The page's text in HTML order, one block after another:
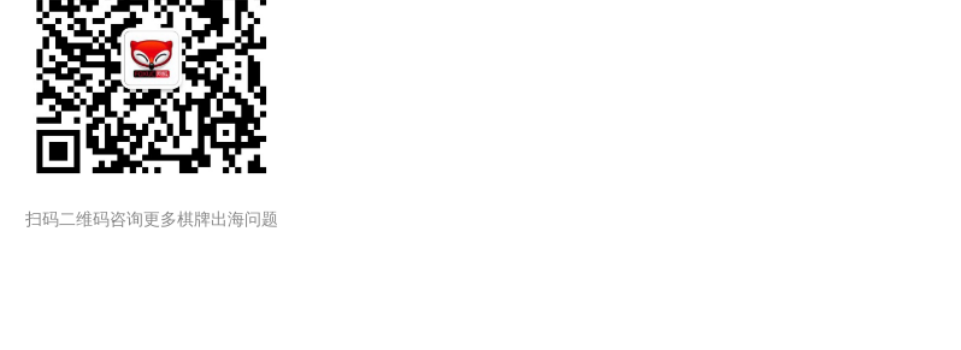
扫码二维码咨询更多棋牌出海问题